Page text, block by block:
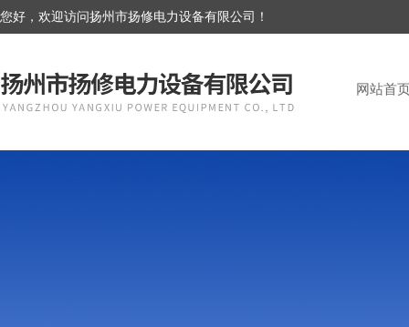
您好，欢迎访问扬州市扬修电力设备有限公司！
网站首